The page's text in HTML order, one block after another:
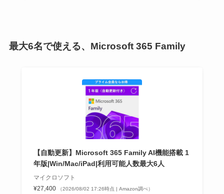
最大6名で使える、Microsoft 365 Family
【自動更新】Microsoft 365 Family AI機能搭載 1
年版|Win/Mac/iPad|利用可能人数最大6人
マイクロソフト
¥27,400
（2026/08/02 17:26時点 | Amazon調べ）